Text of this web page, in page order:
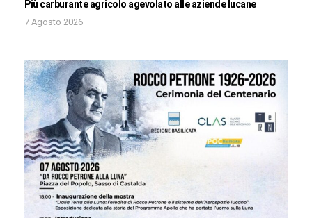
Più carburante agricolo agevolato alle aziende lucane
7 Agosto 2026